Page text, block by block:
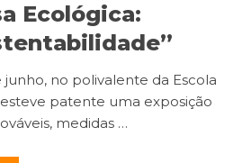
Ecológica:
junho, no polivalente da Escola
esteve patente uma exposição
medidas …